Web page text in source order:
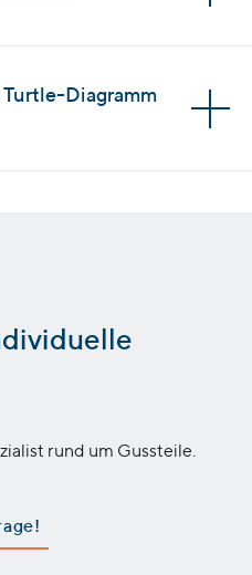
Diagramm
rund um Gussteile.